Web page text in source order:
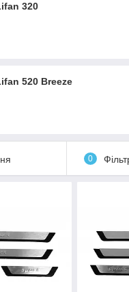
320
520 Breeze
0